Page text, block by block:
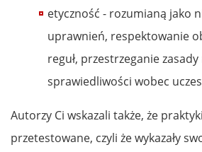
etyczność - rozumianą jako
uprawnień, respektowanie
reguł, przestrzeganie
sprawiedliwości wobec
Autorzy Ci wskazali także, że
przetestowane, czyli że wykazały